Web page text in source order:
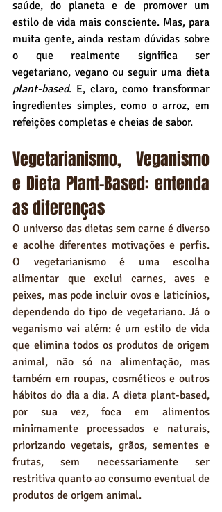
saúde, do planeta e de promover um
estilo de vida mais consciente. Mas, para
muita gente, ainda restam dúvidas sobre
o que realmente significa ser
plant-based. E, claro, como transformar
ingredientes simples, como o arroz, em
refeições completas e cheias de sabor.
Vegetarianismo, Veganismo
e Dieta Plant-Based: entenda
as diferenças
O universo das dietas sem carne é diverso
e acolhe diferentes motivações e perfis.
O vegetarianismo é uma escolha
alimentar que exclui carnes, aves e
peixes, mas pode incluir ovos e laticínios,
dependendo do tipo de vegetariano. Já o
veganismo vai além: é um estilo de vida
que elimina todos os produtos de origem
animal, não só na alimentação, mas
também em roupas, cosméticos e outros
hábitos do dia a dia. A dieta plant-based,
por sua vez, foca em alimentos
minimamente processados e naturais,
priorizando vegetais, grãos, sementes e
frutas, sem necessariamente ser
restritiva quanto ao consumo eventual de
produtos de origem animal.